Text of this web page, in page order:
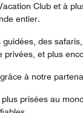
Club et à
entier.
des
privées, et plus
à notre
prisées au